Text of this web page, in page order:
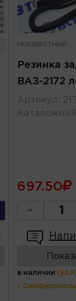
НЕИЗВЕСТНЫЙ
Резинка
ВАЗ-2172
Артикул :
697.50
-
в наличии